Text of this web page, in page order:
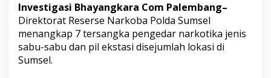
Investigasi Bhayangkara Com Palembang–
Direktorat Reserse Narkoba Polda Sumsel
menangkap 7 tersangka pengedar narkotika jenis
sabu-sabu dan pil ekstasi disejumlah lokasi di
Sumsel.